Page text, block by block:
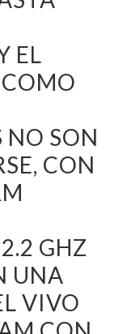
EL
NO SON
CON
GHZ
UNA
VIVO